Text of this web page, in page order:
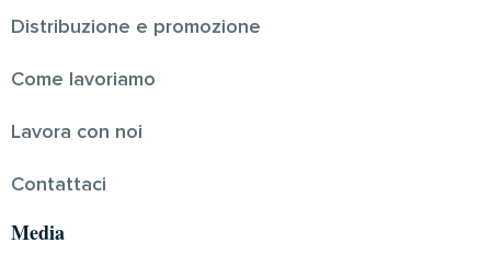
Distribuzione e promozione
Come lavoriamo
Lavora con noi
Contattaci
Media